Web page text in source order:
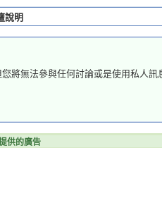
說明
無法參與任何討論或是使用私人
供的廣告